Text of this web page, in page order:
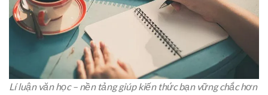
Lí luận văn học – nền tảng giúp kiến thức bạn vững chắc hơn